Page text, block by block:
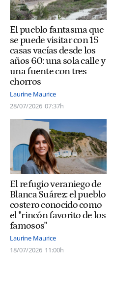
El pueblo fantasma que
se puede visitar con 15
casas vacías desde los
años 60: una sola calle y
una fuente con tres
chorros
Laurine Maurice
28/07/2026 07:37h
El refugio veraniego de
Blanca Suárez: el pueblo
costero conocido como
el "rincón favorito de los
famosos"
Laurine Maurice
18/07/2026 11:00h